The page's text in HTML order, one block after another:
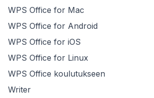
WPS Office for Mac
WPS Office for Android
WPS Office for iOS
WPS Office for Linux
WPS Office koulutukseen
Writer